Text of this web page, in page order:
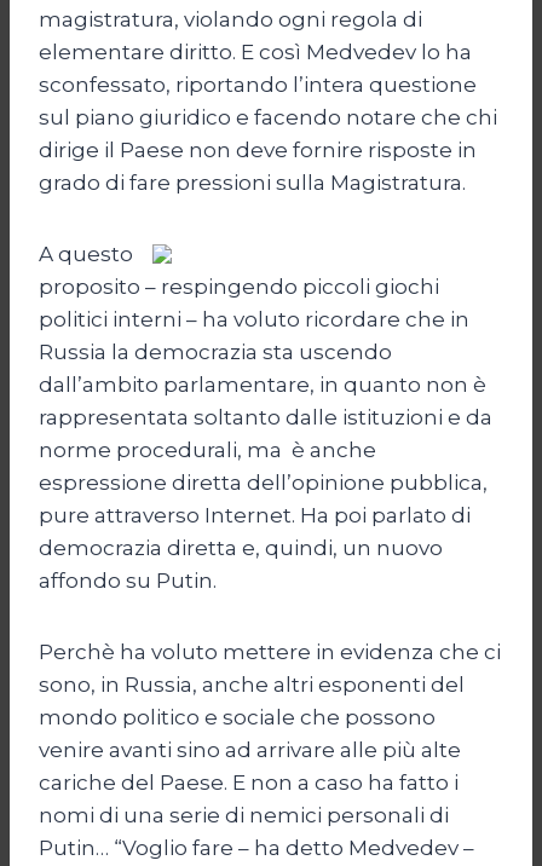
magistratura, violando ogni regola di
elementare diritto. E così Medvedev lo ha
sconfessato, riportando l’intera questione
sul piano giuridico e facendo notare che chi
dirige il Paese non deve fornire risposte in
grado di fare pressioni sulla Magistratura.
A questo
proposito – respingendo piccoli giochi
politici interni – ha voluto ricordare che in
Russia la democrazia sta uscendo
dall’ambito parlamentare, in quanto non è
rappresentata soltanto dalle istituzioni e da
norme procedurali, ma è anche
espressione diretta dell’opinione pubblica,
pure attraverso Internet. Ha poi parlato di
democrazia diretta e, quindi, un nuovo
affondo su Putin.
Perchè ha voluto mettere in evidenza che ci
sono, in Russia, anche altri esponenti del
mondo politico e sociale che possono
venire avanti sino ad arrivare alle più alte
cariche del Paese. E non a caso ha fatto i
nomi di una serie di nemici personali di
Putin… “Voglio fare – ha detto Medvedev –